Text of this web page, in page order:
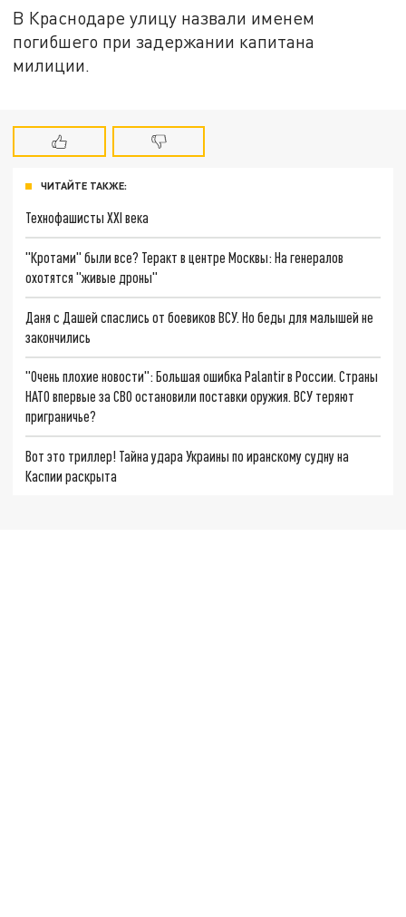
В Краснодаре улицу назвали именем
погибшего при задержании капитана
милиции.
ЧИТАЙТЕ ТАКЖЕ:
Технофашисты XXI века
"Кротами" были все? Теракт в центре Москвы: На генералов
охотятся "живые дроны"
Даня с Дашей спаслись от боевиков ВСУ. Но беды для малышей не
закончились
"Очень плохие новости": Большая ошибка Palantir в России. Страны
НАТО впервые за СВО остановили поставки оружия. ВСУ теряют
приграничье?
Вот это триллер! Тайна удара Украины по иранскому судну на
Каспии раскрыта